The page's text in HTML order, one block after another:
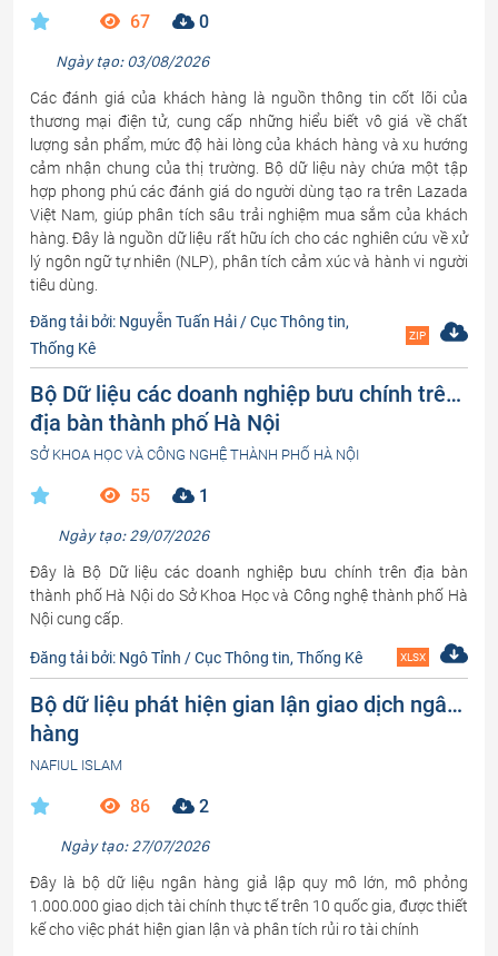
67 0
Ngày tạo: 03/08/2026
Các đánh giá của khách hàng là nguồn thông tin cốt lõi của
thương mại điện tử, cung cấp những hiểu biết vô giá về chất
lượng sản phẩm, mức độ hài lòng của khách hàng và xu hướng
cảm nhận chung của thị trường. Bộ dữ liệu này chứa một tập
hợp phong phú các đánh giá do người dùng tạo ra trên Lazada
Việt Nam, giúp phân tích sâu trải nghiệm mua sắm của khách
hàng. Đây là nguồn dữ liệu rất hữu ích cho các nghiên cứu về xử
lý ngôn ngữ tự nhiên (NLP), phân tích cảm xúc và hành vi người
tiêu dùng.
Đăng tải bởi: Nguyễn Tuấn Hải / Cục Thông tin,
Thống Kê
ZIP
Bộ Dữ liệu các doanh nghiệp bưu chính trên
địa bàn thành phố Hà Nội
SỞ KHOA HỌC VÀ CÔNG NGHỆ THÀNH PHỐ HÀ NỘI
55 1
Ngày tạo: 29/07/2026
Đây là Bộ Dữ liệu các doanh nghiệp bưu chính trên địa bàn
thành phố Hà Nội do Sở Khoa Học và Công nghệ thành phố Hà
Nội cung cấp.
Đăng tải bởi: Ngô Tỉnh / Cục Thông tin, Thống Kê XLSX
Bộ dữ liệu phát hiện gian lận giao dịch ngân
hàng
NAFIUL ISLAM
86 2
Ngày tạo: 27/07/2026
Đây là bộ dữ liệu ngân hàng giả lập quy mô lớn, mô phỏng
1.000.000 giao dịch tài chính thực tế trên 10 quốc gia, được thiết
kế cho việc phát hiện gian lận và phân tích rủi ro tài chính